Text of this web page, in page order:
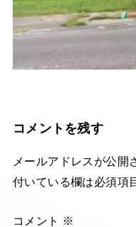
コメントを残す
メールアドレスが公開
付いている欄は必須項
コメント ※